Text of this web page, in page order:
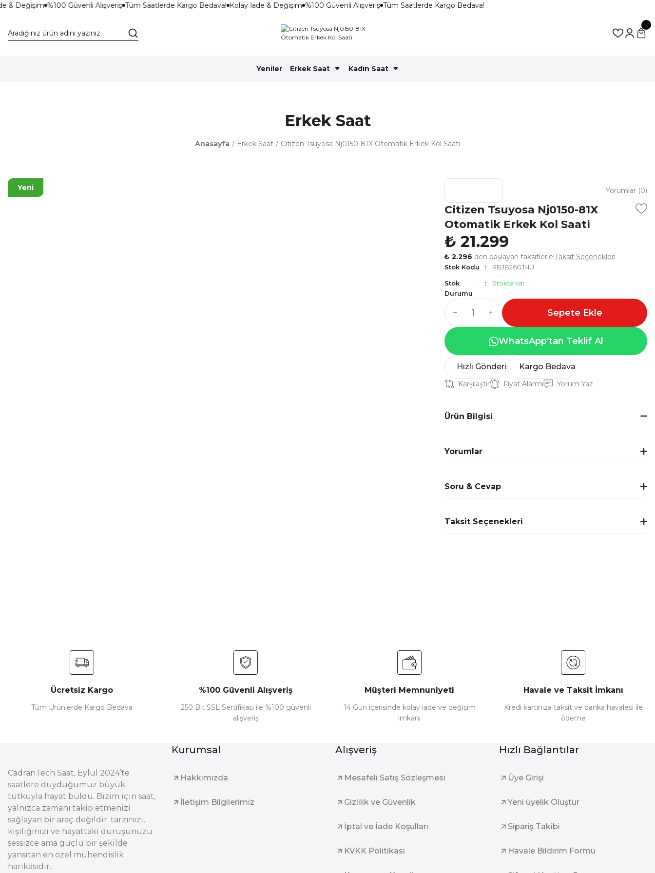
& Değişim %100 Güvenli Alışveriş Tüm Saatlerde Kargo Bedava! Kolay İade & Değişim %100 Güvenli Alışveriş Tüm Saatlerde Kargo Bedava!
Yeniler Erkek Saat Kadın Saat
Erkek Saat
Anasayfa Erkek Saat Citizen Tsuyosa Nj0150-81X Otomatik Erkek Kol Saati
Yeni Yorumlar (0)
Citizen Tsuyosa Nj0150-81X
Otomatik Erkek Kol Saati
₺ 21.299
₺ 2.296 den başlayan taksitlerle!Taksit Seçenekleri
Stok Kodu RBJB26GJHU
Stok
Durumu
Stokta var
Sepete Ekle
WhatsApp'tan Teklif Al
Hızlı Gönderi Kargo Bedava
Karşılaştır Fiyat Alarmı Yorum Yaz
Ürün Bilgisi
Yorumlar
Soru & Cevap
Taksit Seçenekleri
Ücretsiz Kargo
Tüm Ürünlerde Kargo Bedava
%100 Güvenli Alışveriş
250 Bit SSL Sertifikası ile %100 güvenli
alışveriş
Müşteri Memnuniyeti
14 Gün içerisinde kolay iade ve değişim
imkanı
Havale ve Taksit İmkanı
Kredi kartınıza taksit ve banka havalesi ile
ödeme
CadranTech Saat, Eylül 2024’te
saatlere duyduğumuz büyük
tutkuyla hayat buldu. Bizim için saat,
yalnızca zamanı takip etmenizi
sağlayan bir araç değildir; tarzınızı,
kişiliğinizi ve hayattaki duruşunuzu
sessizce ama güçlü bir şekilde
yansıtan en özel mühendislik
harikasıdır.
Kurumsal
Hakkımızda
İletişim Bilgilerimiz
Alışveriş
Mesafeli Satış Sözleşmesi
Gizlilik ve Güvenlik
İptal ve İade Koşulları
KVKK Politikası
Hızlı Bağlantılar
Üye Girişi
Yeni üyelik Oluştur
Sipariş Takibi
Havale Bildirim Formu